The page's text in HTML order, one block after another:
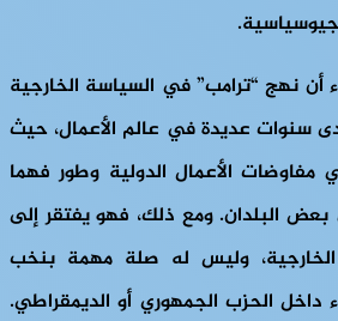
أن نهج “ترامب” في السياسة الخارجية
سنوات عديدة في عالم الأعمال، حيث
الأعمال الدولية وطور فهما
البلدان. ومع ذلك، فهو يفتقر إلى
وليس له صلة مهمة بنخب
داخل الحزب الجمهوري أو الديمقراطي.